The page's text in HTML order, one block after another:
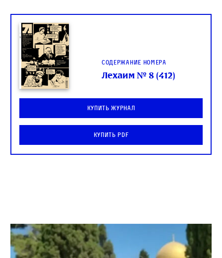
Содержание номера
Лехаим № 8 (412)
Купить журнал
Купить PDF